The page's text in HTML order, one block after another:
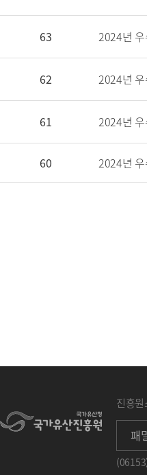
63 2024년
62 2024년
61 2024년
60 2024년
진흥원
패